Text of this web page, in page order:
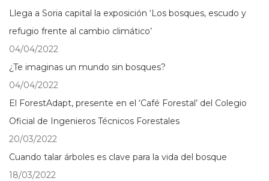
Llega a Soria capital la exposición ‘Los bosques, escudo y
refugio frente al cambio climático’
04/04/2022
¿Te imaginas un mundo sin bosques?
04/04/2022
El ForestAdapt, presente en el ‘Café Forestal’ del Colegio
Oficial de Ingenieros Técnicos Forestales
20/03/2022
Cuando talar árboles es clave para la vida del bosque
18/03/2022